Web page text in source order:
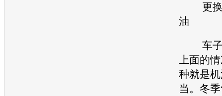
更换
油
车子
上面的
种就是
当。冬